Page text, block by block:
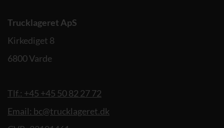
Trucklageret ApS
Kirkediget 8
6800 Varde
Tlf.: +45 +45 50 82 27 72
Email: bc@trucklageret.dk